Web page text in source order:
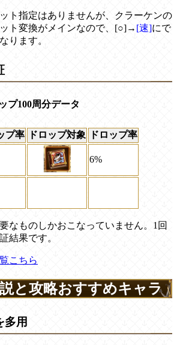
ト指定はありませんが、クラーケンの
ト変換がメインなので、[○]→ [速]にで
ります。
プ100周分データ
プ率 ドロップ対象 ドロップ率
6%
なものしかおこなっていません。1回
結果です。
こちら
と攻略おすすめキャラ
多用